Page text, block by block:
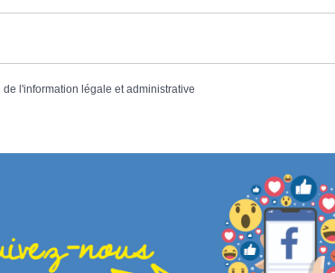
de l'information légale et administrative